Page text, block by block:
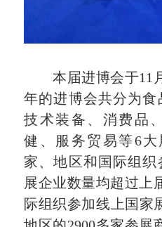
本届进博会于11
年的进博会共分为食
技术装备、消费品
健、服务贸易等6大
家、地区和国际组
展企业数量均超过上
际组织参加线上国家